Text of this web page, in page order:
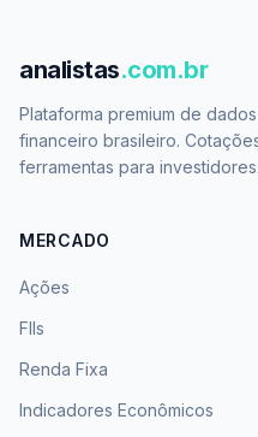
analistas.com.br
Plataforma premium de
financeiro brasileiro.
ferramentas para investidores.
MERCADO
Ações
FIIs
Renda Fixa
Indicadores Econômicos